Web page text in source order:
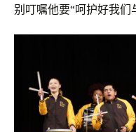
别叮嘱他要“呵护好我们